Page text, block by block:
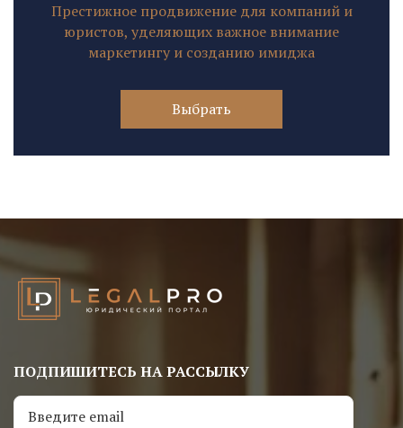
Престижное продвижение для компаний и
юристов, уделяющих важное внимание
маркетингу и созданию имиджа
Выбрать
ПОДПИШИТЕСЬ НА РАССЫЛКУ